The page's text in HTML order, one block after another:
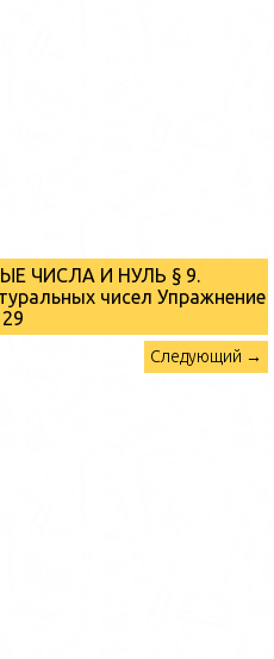
ЧИСЛА И НУЛЬ § 9.
чисел Упражнение
Следующий →